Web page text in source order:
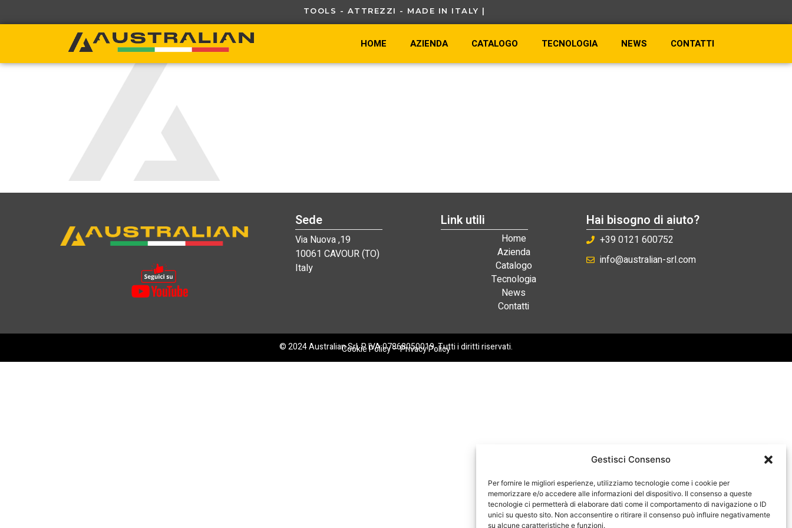
Gestisci Consenso
Per fornire le migliori esperienze, utilizziamo tecnologie come i cookie per
memorizzare e/o accedere alle informazioni del dispositivo. Il consenso a queste
tecnologie ci permetterà di elaborare dati come il comportamento di navigazione o ID
unici su questo sito. Non acconsentire o ritirare il consenso può influire negativamente
su alcune caratteristiche e funzioni.
TOOLS - ATTREZZI - MADE IN ITALY |
HOME AZIENDA CATALOGO TECNOLOGIA NEWS CONTATTI
Sede
Via Nuova ,19
10061 CAVOUR (TO)
Italy
Link utili
Home
Azienda
Catalogo
Tecnologia
News
Contatti
Hai bisogno di aiuto?
+39 0121 600752
info@australian-srl.com
© 2024 Australian Srl. P. IVA 07868050019. Tutti i diritti riservati.
Cookie Policy–Privacy Policy